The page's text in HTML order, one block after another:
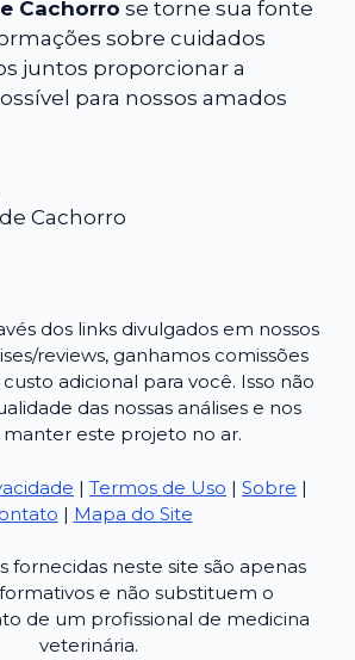
Cachorro se torne sua fonte
sobre cuidados
juntos proporcionar a
para nossos amados
Cachorro
dos links divulgados em nossos
reviews, ganhamos comissões
adicional para você. Isso não
das nossas análises e nos
manter este projeto no ar.
| Termos de Uso | Sobre |
| Mapa do Site
fornecidas neste site são apenas
e não substituem o
de um profissional de medicina
veterinária.